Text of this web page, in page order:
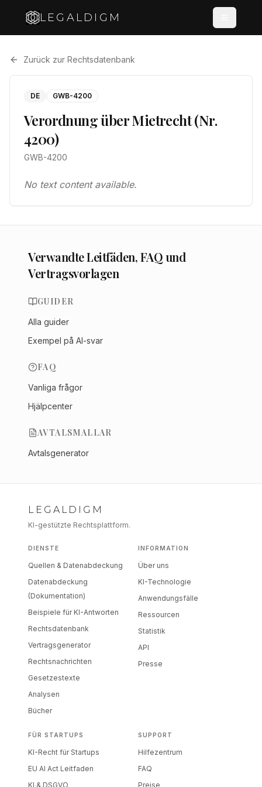
LEGALDIGM
Zurück zur Rechtsdatenbank
DE GWB-4200
Verordnung über Mietrecht (Nr.
4200)
GWB-4200
No text content available.
Verwandte Leitfäden, FAQ und
Vertragsvorlagen
GUIDER
Alla guider
Exempel på AI-svar
FAQ
Vanliga frågor
Hjälpcenter
AVTALSMALLAR
Avtalsgenerator
LEGALDIGM
KI-gestützte Rechtsplattform.
DIENSTE
Quellen & Datenabdeckung
Datenabdeckung
(Dokumentation)
Beispiele für KI-Antworten
Rechtsdatenbank
Vertragsgenerator
Rechtsnachrichten
Gesetzestexte
Analysen
Bücher
INFORMATION
Über uns
KI-Technologie
Anwendungsfälle
Ressourcen
Statistik
API
Presse
FÜR STARTUPS
KI-Recht für Startups
EU AI Act Leitfaden
KI & DSGVO
SUPPORT
Hilfezentrum
FAQ
Preise